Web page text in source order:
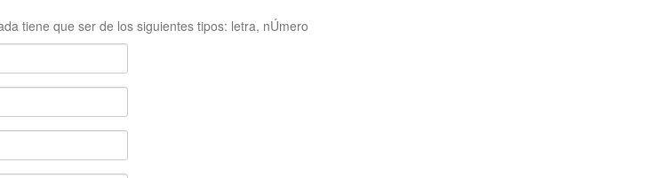
tiene que ser de los siguientes tipos: letra, nÚmero